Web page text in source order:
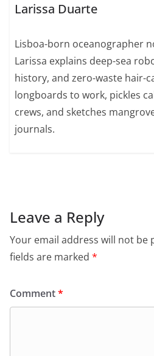
Larissa Duarte
Lisboa-born oceanographer
Larissa explains deep-sea
history, and zero-waste hair-
longboards to work, pickles
crews, and sketches
journals.
Leave a Reply
Your email address will not be
fields are marked *
Comment*